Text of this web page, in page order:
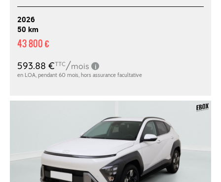
2026
50 km
43 800 €